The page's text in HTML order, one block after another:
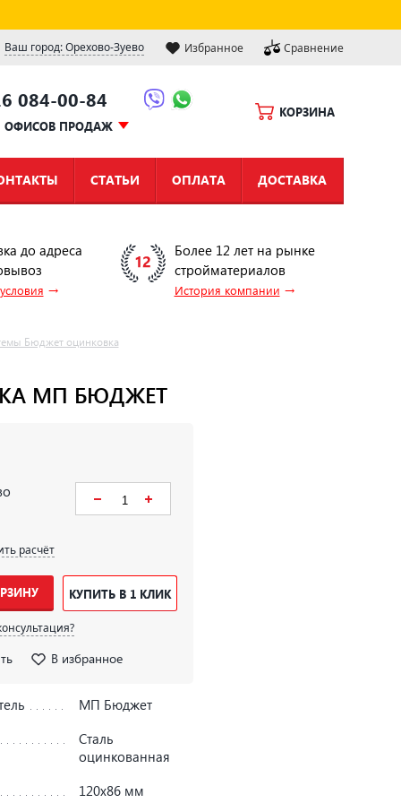
Ваш город: Орехово-Зуево Избранное Сравнение
084-00-84
ОФИСОВ ПРОДАЖ
КОРЗИНА
СТАТЬИ ОПЛАТА ДОСТАВКА
до адреса
→
Более 12 лет на рынке
стройматериалов
История компании →
Бюджет оцинковка
МП БЮДЖЕТ
расчёт
КУПИТЬ В 1 КЛИК
В избранное
МП Бюджет
Сталь
оцинкованная
120х86 мм